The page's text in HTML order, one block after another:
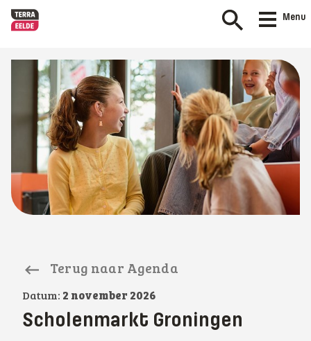
Menu
Terug naar Agenda
Datum: 2 november 2026
Scholenmarkt Groningen